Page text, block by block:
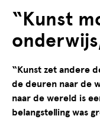
“Kunst
“Kunst zet andere
de deuren naar de
naar de wereld is
belangstelling was